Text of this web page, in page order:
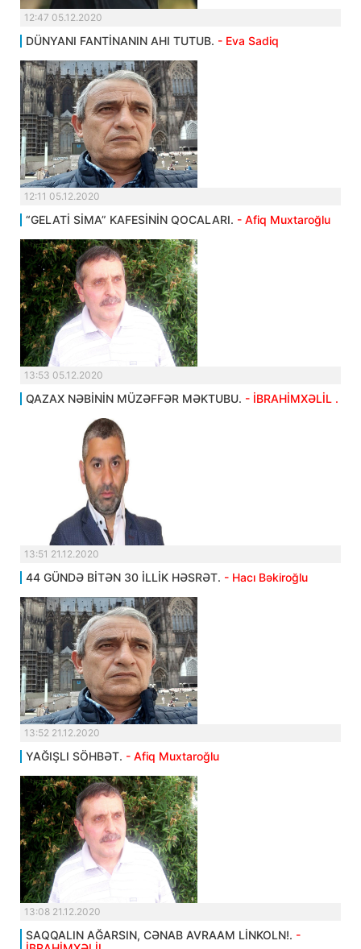
12:47 05.12.2020
DÜNYANI FANTİNANIN AHI TUTUB. - Eva Sadiq
12:11 05.12.2020
“GELATİ SİMA” KAFESİNİN QOCALARI. - Afiq Muxtaroğlu
13:53 05.12.2020
QAZAX NƏBİNİN MÜZƏFFƏR MƏKTUBU. - İBRAHİMXƏLİL .
13:51 21.12.2020
44 GÜNDƏ BİTƏN 30 İLLİK HƏSRƏT. - Hacı Bəkiroğlu
13:52 21.12.2020
YAĞIŞLI SÖHBƏT. - Afiq Muxtaroğlu
13:08 21.12.2020
SAQQALIN AĞARSIN, CƏNAB AVRAAM LİNKOLN!. -